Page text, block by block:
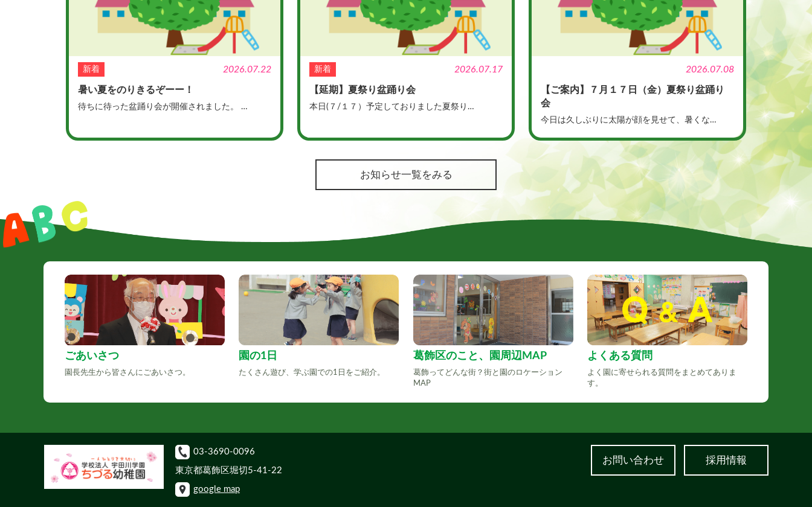
新着 2026.07.22
暑い夏をのりきるぞーー！
待ちに待った盆踊り会が開催されました。 …
新着 2026.07.17
【延期】夏祭り盆踊り会
本日(７/１７）予定しておりました夏祭り…
2026.07.08
【ご案内】７月１７日（金）夏祭り盆踊り
会
今日は久しぶりに太陽が顔を見せて、暑くな…
お知らせ一覧をみる
ごあいさつ
園長先生から皆さんにごあいさつ。
園の1日
たくさん遊び、学ぶ園での1日をご紹介。
葛飾区のこと、園周辺MAP
葛飾ってどんな街？街と園のロケーション
MAP
よくある質問
よく園に寄せられる質問をまとめてありま
す。
03-3690-0096
東京都葛飾区堀切5-41-22
google map
お問い合わせ 採用情報